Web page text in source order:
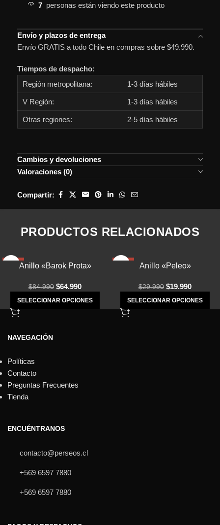
7 personas están viendo este producto
Envío y plazos de entrega
Envío GRATIS a todo Chile en compras sobre $49.990.
Tiempos de despacho:
Región metropolitana:
1-3 días hábiles
V Región: 1-3 días hábiles
Otras regiones: 2-5 días hábiles
Cambios y devoluciones
Valoraciones (0)
Compartir:
PRODUCTOS RELACIONADOS
Anillo «Barok Prota»
$84.990 $64.990
SELECCIONAR OPCIONES
Anillo «Peleo»
$29.990 $19.990
SELECCIONAR OPCIONES
NAVEGACIÓN
Políticas
Contacto
Preguntas Frecuentes
Tienda
ENCUÉNTRANOS
contacto@perseos.cl
+569 6597 7880
+569 6597 7880